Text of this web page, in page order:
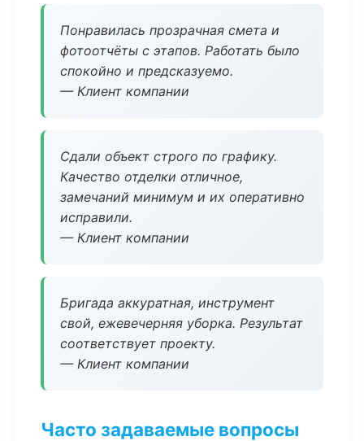
Понравилась прозрачная смета и
фотоотчёты с этапов. Работать было
спокойно и предсказуемо.
— Клиент компании
Сдали объект строго по графику.
Качество отделки отличное,
замечаний минимум и их оперативно
исправили.
— Клиент компании
Бригада аккуратная, инструмент
свой, ежевечерняя уборка. Результат
соответствует проекту.
— Клиент компании
Часто задаваемые вопросы